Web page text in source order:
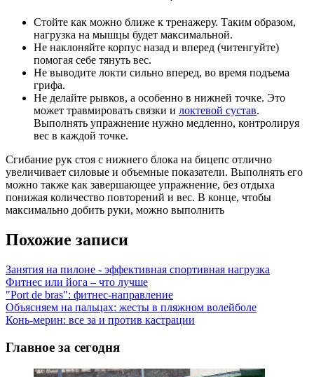
Стойте как можно ближе к тренажеру. Таким образом,
нагрузка на мышцы будет максимальной.
Не наклоняйте корпус назад и вперед (читенгуйте)
помогая себе тянуть вес.
Не выводите локти сильно вперед, во время подъема
грифа.
Не делайте рывков, а особенно в нижней точке. Это
может травмировать связки и локтевой сустав.
Выполнять упражнение нужно медленно, контролируя
вес в каждой точке.
Сгибание рук стоя с нижнего блока на бицепс отлично
увеличивает силовые и объемные показатели. Выполнять его
можно также как завершающее упражнение, без отдыха
понижая количество повторений и вес. В конце, чтобы
максимально добить руки, можно выполнить
Похожие записи
Занятия на пилоне - эффективная спортивная нагрузка
Фитнес или йога – что лучше
"Port de bras": фитнес-направление
Объясняем на пальцах: жесты в пляжном волейболе
Конь-мерин: все за и против кастрации
Главное за сегодня